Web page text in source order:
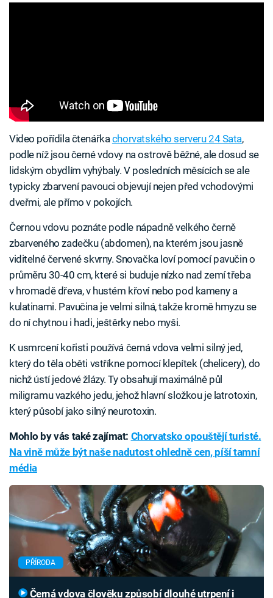
Video pořídila čtenářkachorvatského serveru 24 Sata,
podle níž jsou černé vdovy na ostrově běžné, ale dosud se
lidským obydlím vyhýbaly. V posledních měsících se ale
typicky zbarvení pavouci objevují nejen před vchodovými
dveřmi, ale přímo v pokojích.
Černou vdovu poznáte podle nápadně velkého černě
zbarveného zadečku (abdomen), na kterém jsou jasně
viditelné červené skvrny. Snovačka loví pomocí pavučin o
průměru 30-40 cm, které si buduje nízko nad zemí třeba
v hromadě dřeva, v hustém křoví nebo pod kameny a
kulatinami. Pavučina je velmi silná, takže kromě hmyzu se
do ní chytnou i hadi, ještěrky nebo myši.
K usmrcení kořisti používá černá vdova velmi silný jed,
který do těla oběti vstříkne pomocí klepítek (chelicery), do
nichž ústí jedové žlázy. Ty obsahují maximálně půl
miligramu vazkého jedu, jehož hlavní složkou je latrotoxin,
který působí jako silný neurotoxin.
Mohlo by vás také zajímat: Chorvatsko opouštějí turisté.
Na vině může být naše nadutost ohledně cen, píší tamní
média
PŘÍRODA